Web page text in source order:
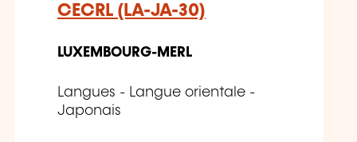
CECRL (LA-JA-30)
LUXEMBOURG-MERL
Langues - Langue orientale -
Japonais